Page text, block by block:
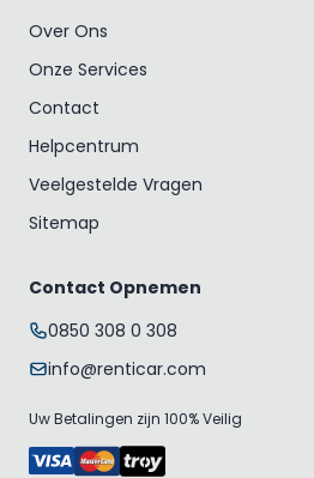
Over Ons
Onze Services
Contact
Helpcentrum
Veelgestelde Vragen
Sitemap
Contact Opnemen
0850 308 0 308
info@renticar.com
Uw Betalingen zijn 100% Veilig